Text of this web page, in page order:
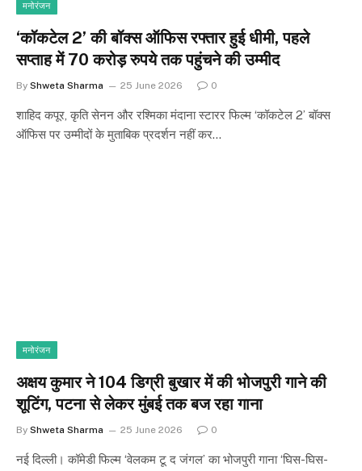
मनोरंजन
‘कॉकटेल 2’ की बॉक्स ऑफिस रफ्तार हुई धीमी, पहले
सप्ताह में 70 करोड़ रुपये तक पहुंचने की उम्मीद
By Shweta Sharma 25 June 2026 0
शाहिद कपूर, कृति सेनन और रश्मिका मंदाना स्टारर फिल्म ‘कॉकटेल 2’ बॉक्स
ऑफिस पर उम्मीदों के मुताबिक प्रदर्शन नहीं कर…
मनोरंजन
अक्षय कुमार ने 104 डिग्री बुखार में की भोजपुरी गाने की
शूटिंग, पटना से लेकर मुंबई तक बज रहा गाना
By Shweta Sharma 25 June 2026 0
नई दिल्ली। कॉमेडी फिल्म ‘वेलकम टू द जंगल’ का भोजपुरी गाना ‘घिस-घिस-